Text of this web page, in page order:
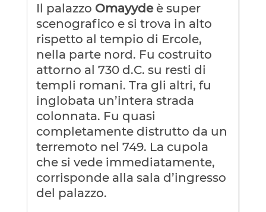
Il palazzo Omayydeè super
scenografico e si trova in alto
rispetto al tempio di Ercole,
nella parte nord. Fu costruito
attorno al 730 d.C. su resti di
templi romani. Tra gli altri, fu
inglobata un’intera strada
colonnata. Fu quasi
completamente distrutto da un
terremoto nel 749. La cupola
che si vede immediatamente,
corrisponde alla sala d’ingresso
del palazzo.